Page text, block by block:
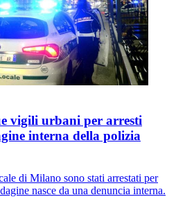
vigili urbani per arresti
interna della polizia
di Milano sono stati arrestati per
nasce da una denuncia interna.